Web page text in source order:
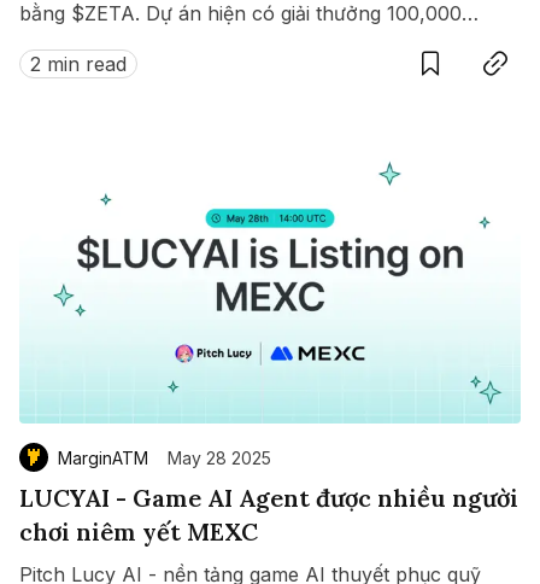
bằng $ZETA. Dự án hiện có giải thưởng 100,000
$ZETA diễn ra từ 8 đến 15/07/2025.
2 min read
SaveCopy link
MarginATM May 28 2025
LUCYAI - Game AI Agent được nhiều người
chơi niêm yết MEXC
Pitch Lucy AI - nền tảng game AI thuyết phục quỹ